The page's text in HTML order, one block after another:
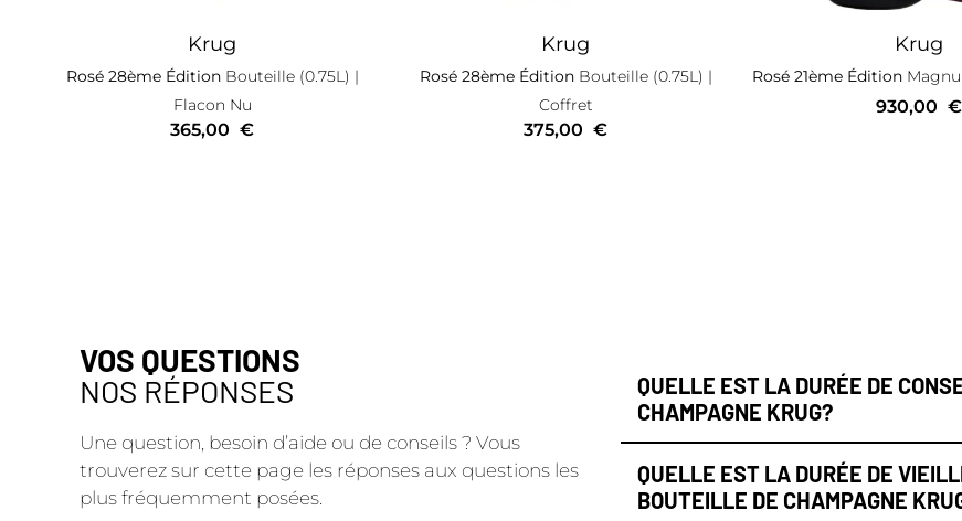
Krug
Rosé 28ème Édition Bouteille (0.75L) |
Flacon Nu
365,00 €
Krug
Rosé 28ème Édition Bouteille (0.75L) |
Coffret
375,00 €
Krug
Rosé 21ème Édition
930,00 €
VOS QUESTIONS
NOS RÉPONSES
Une question, besoin d’aide ou de conseils ? Vous
trouverez sur cette page les réponses aux questions les
plus fréquemment posées.
QUELLE EST LA DURÉE DE
CHAMPAGNE KRUG?
QUELLE EST LA DURÉE DE
BOUTEILLE DE CHAMPAGNE